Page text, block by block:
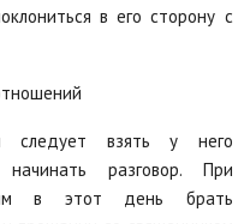
в его сторону с
следует взять у него
разговор. При
в этот день брать